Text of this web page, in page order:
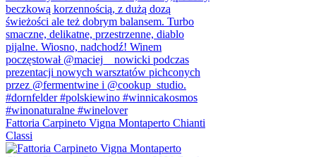
Fattoria Carpineto Vigna Montaperto Chianti
Classi